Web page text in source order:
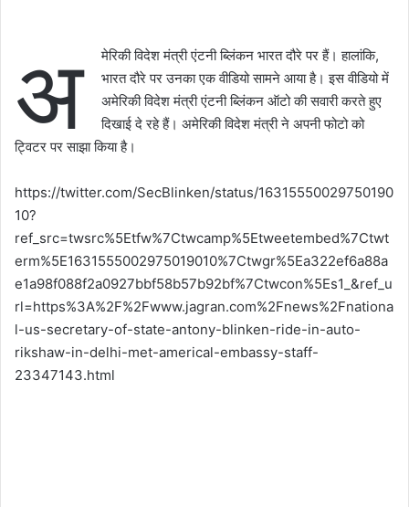
अ
मेरिकी विदेश मंत्री एंटनी ब्लिंकन भारत दौरे पर हैं। हालांकि,
भारत दौरे पर उनका एक वीडियो सामने आया है। इस वीडियो में
अमेरिकी विदेश मंत्री एंटनी ब्लिंकन ऑटो की सवारी करते हुए
दिखाई दे रहे हैं। अमेरिकी विदेश मंत्री ने अपनी फोटो को
ट्विटर पर साझा किया है।
https://twitter.com/SecBlinken/status/16315550029750190
10?
ref_src=twsrc%5Etfw%7Ctwcamp%5Etweetembed%7Ctwt
erm%5E1631555002975019010%7Ctwgr%5Ea322ef6a88a
e1a98f088f2a0927bbf58b57b92bf%7Ctwcon%5Es1_&ref_u
rl=https%3A%2F%2Fwww.jagran.com%2Fnews%2Fnationa
l-us-secretary-of-state-antony-blinken-ride-in-auto-
rikshaw-in-delhi-met-americal-embassy-staff-
23347143.html